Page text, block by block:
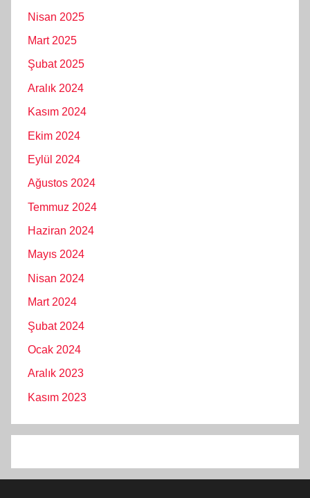
Nisan 2025
Mart 2025
Şubat 2025
Aralık 2024
Kasım 2024
Ekim 2024
Eylül 2024
Ağustos 2024
Temmuz 2024
Haziran 2024
Mayıs 2024
Nisan 2024
Mart 2024
Şubat 2024
Ocak 2024
Aralık 2023
Kasım 2023